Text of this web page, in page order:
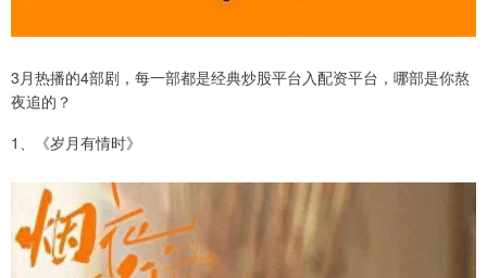
3月热播的4部剧，每一部都是经典炒股平台入配资平台，哪部是你熬
夜追的？
1、《岁月有情时》